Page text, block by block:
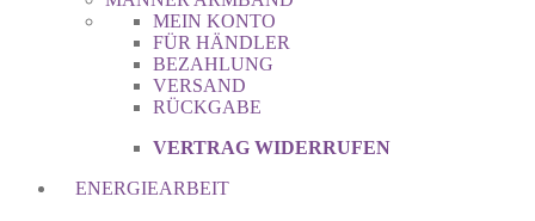
MEIN KONTO
FÜR HÄNDLER
BEZAHLUNG
VERSAND
RÜCKGABE
VERTRAG WIDERRUFEN
ENERGIEARBEIT